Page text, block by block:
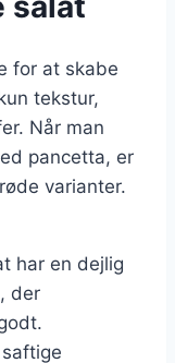
for at skabe
tekstur,
Når man
pancetta, er
varianter.
har en dejlig
der